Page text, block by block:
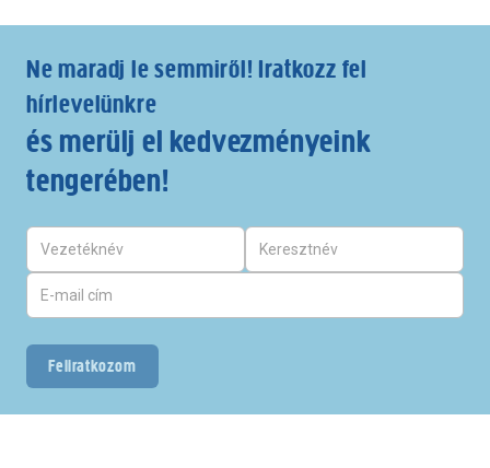
Ne maradj le semmiről! Iratkozz fel
hírlevelünkre
és merülj el kedvezményeink
tengerében!
Feliratkozom